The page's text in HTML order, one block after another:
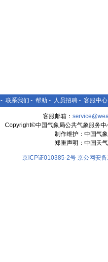
- 联系我们 - 帮助 - 人员招聘 - 客服中心
客服邮箱：
Copyright©中国气象局公共气象服务
制作维护：中国气
郑重声明：中国天
京ICP证010385-2号 京公网安